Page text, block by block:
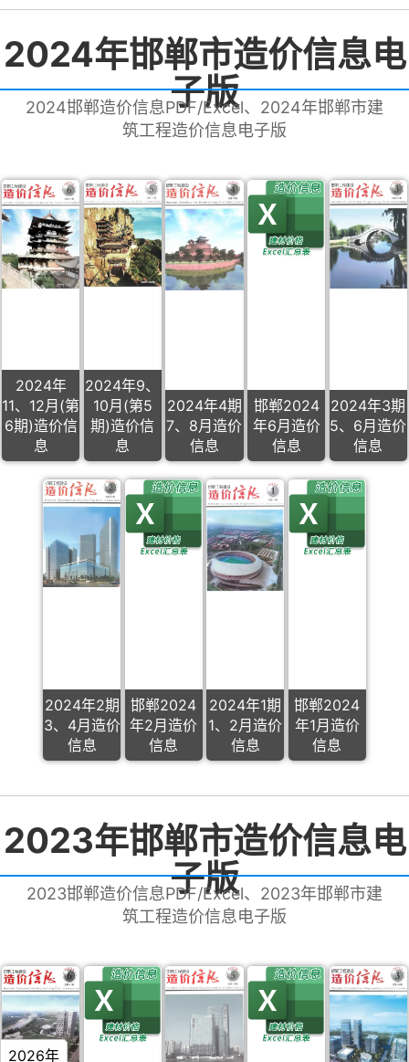
2024年邯郸市造价信息电
子版
2024邯郸造价信息PDF/Excel、2024年邯郸市建
筑工程造价信息电子版
2024年
11、12月(第
6期)造价信
息
2024年9、
10月(第5
期)造价信
息
2024年4期
7、8月造价
信息
邯郸2024
年6月造价
信息
2024年3期
5、6月造价
信息
2024年2期
3、4月造价
信息
邯郸2024
年2月造价
信息
2024年1期
1、2月造价
信息
邯郸2024
年1月造价
信息
2023年邯郸市造价信息电
子版
2023邯郸造价信息PDF/Excel、2023年邯郸市建
筑工程造价信息电子版
2026年